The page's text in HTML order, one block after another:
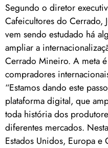
Segundo o diretor
Cafeicultores do Cerrado,
vem sendo estudado há
ampliar a
Cerrado Mineiro. A meta
compradores
“Estamos dando este
plataforma digital, que
toda história dos
diferentes mercados.
Estados Unidos, Europa e